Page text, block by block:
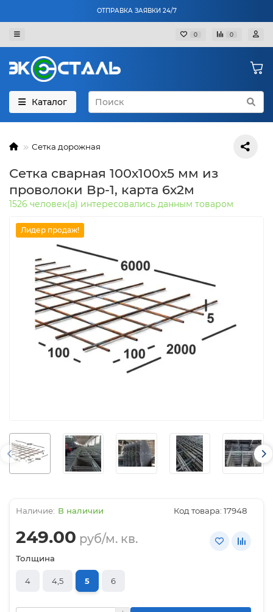
ОТПРАВКА ЗАЯВКИ 24/7
0 0
Каталог
Сетка дорожная
Сетка сварная 100х100х5 мм из
проволоки Вр-1, карта 6х2м
1526 человек(а) интересовались данным товаром
Лидер продаж!
В наличии Код товара: 17948
249.00 руб/м. кв.
Толщина
4 4,5 5 6